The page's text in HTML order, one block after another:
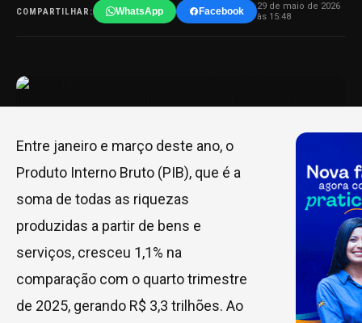
COMPARTILHAR: WhatsApp Facebook
29 de maio de 2026
às 15:48
Entre janeiro e março deste ano, o
Produto Interno Bruto (PIB), que é a
soma de todas as riquezas
produzidas a partir de bens e
serviços, cresceu 1,1% na
comparação com o quarto trimestre
de 2025, gerando R$ 3,3 trilhões. Ao